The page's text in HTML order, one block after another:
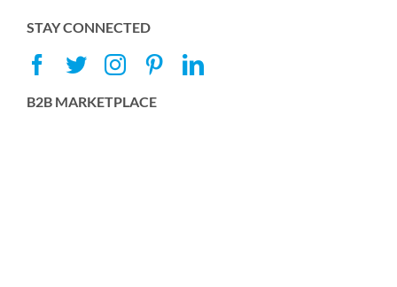
STAY CONNECTED
B2B MARKETPLACE